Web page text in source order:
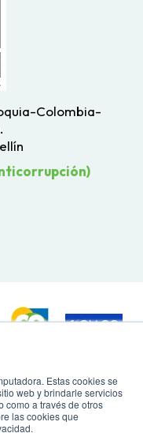
Estas cookies se
web y brindarle servicios
como a través de otros
las cookies que
Colombia-
utilizar microsoft
Firefox